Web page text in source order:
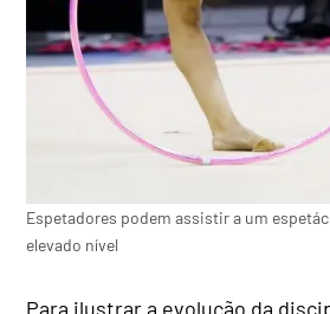
Espetadores podem assistir a um
elevado nível
Para ilustrar a evolução da